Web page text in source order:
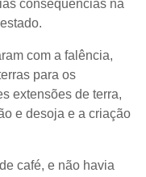
consequências na
com a falência,
para os
extensões de terra,
e desoja e a criação
café, e não havia